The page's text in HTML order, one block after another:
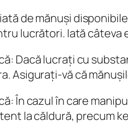
de mănuși
lucrători. Iată câteva
Dacă lucrați cu
Asigurați-vă că
În cazul în care
la căldură, precum